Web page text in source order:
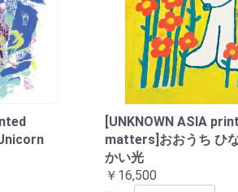
[UNKNOWN ASIA
matters]おおうち ひ
かい光
￥16,500